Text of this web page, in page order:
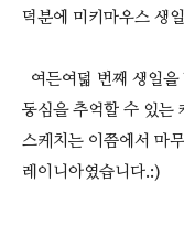
덕분에 미키마우스 생
여든여덟 번째 생일
동심을 추억할 수 있는
스케치는 이쯤에서 마
레이니아였습니다.:)